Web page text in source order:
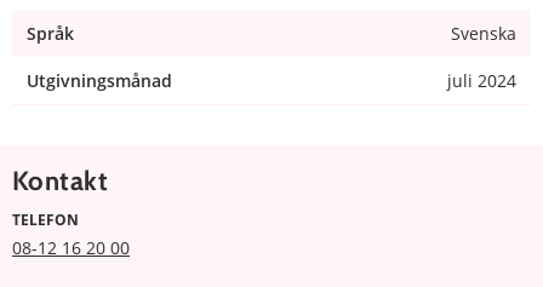
Språk Svenska
Utgivningsmånad juli 2024
Kontakt
TELEFON
08-12 16 20 00